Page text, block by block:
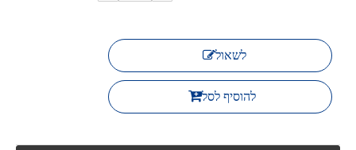
לשאול
להוסיף לסל